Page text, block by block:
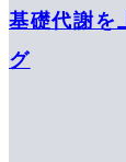
基礎代謝を
グ